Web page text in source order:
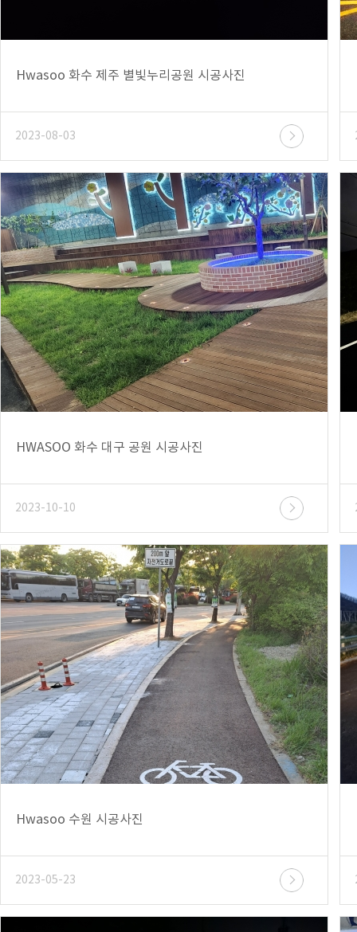
Hwasoo 화수 제주 별빛누리공원 시공사진
2023-08-03
HWASOO 화수 대구 공원 시공사진
2023-10-10
Hwasoo 수원 시공사진
2023-05-23